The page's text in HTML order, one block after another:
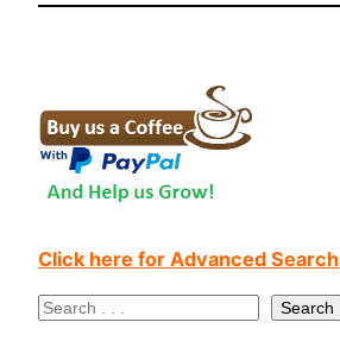
Click here for Advanced Search
S
Search